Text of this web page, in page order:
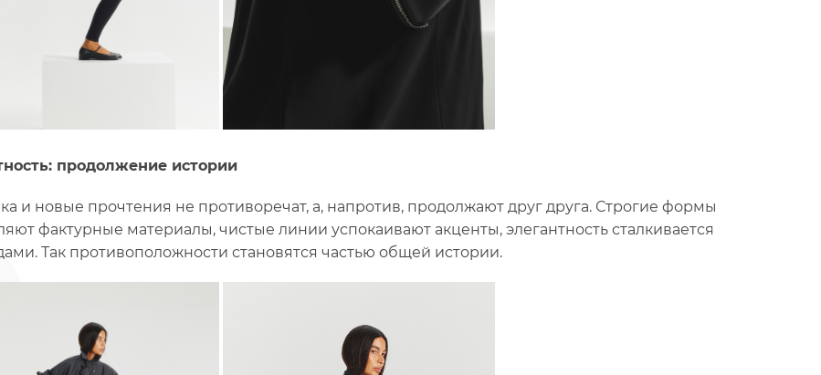
продолжение истории
и новые прочтения не противоречат, а, напротив, продолжают друг друга. Строгие формы
фактурные материалы, чистые линии успокаивают акценты, элегантность сталкивается
Так противоположности становятся частью общей истории.